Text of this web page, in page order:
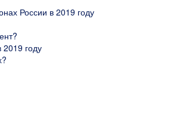
России в 2019 году
году